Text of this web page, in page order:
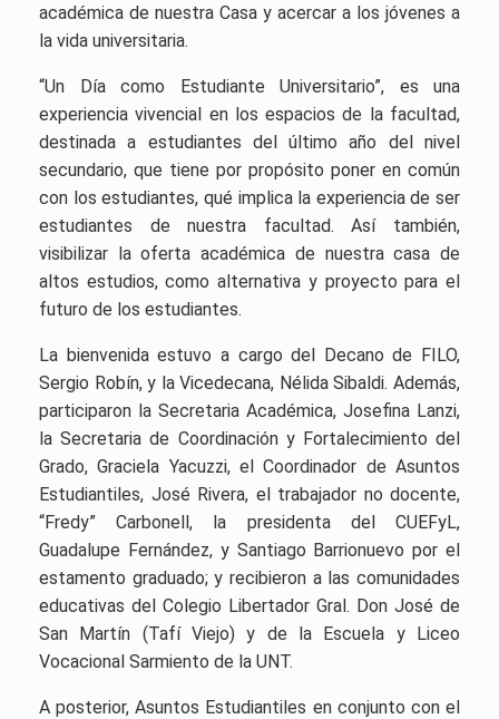
académica de nuestra Casa y acercar a los jóvenes a
la vida universitaria.
“Un Día como Estudiante Universitario”, es una
experiencia vivencial en los espacios de la facultad,
destinada a estudiantes del último año del nivel
secundario, que tiene por propósito poner en común
con los estudiantes, qué implica la experiencia de ser
estudiantes de nuestra facultad. Así también,
visibilizar la oferta académica de nuestra casa de
altos estudios, como alternativa y proyecto para el
futuro de los estudiantes.
La bienvenida estuvo a cargo del Decano de FILO,
Sergio Robín, y la Vicedecana, Nélida Sibaldi. Además,
participaron la Secretaria Académica, Josefina Lanzi,
la Secretaria de Coordinación y Fortalecimiento del
Grado, Graciela Yacuzzi, el Coordinador de Asuntos
Estudiantiles, José Rivera, el trabajador no docente,
“Fredy” Carbonell, la presidenta del CUEFyL,
Guadalupe Fernández, y Santiago Barrionuevo por el
estamento graduado; y recibieron a las comunidades
educativas del Colegio Libertador Gral. Don José de
San Martín (Tafí Viejo) y de la Escuela y Liceo
Vocacional Sarmiento de la UNT.
A posterior, Asuntos Estudiantiles en conjunto con el